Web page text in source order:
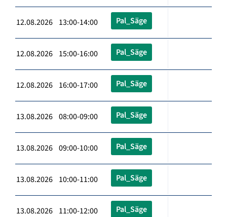
12.08.2026 13:00-14:00 Pal_Säge
12.08.2026 15:00-16:00 Pal_Säge
12.08.2026 16:00-17:00 Pal_Säge
13.08.2026 08:00-09:00 Pal_Säge
13.08.2026 09:00-10:00 Pal_Säge
13.08.2026 10:00-11:00 Pal_Säge
13.08.2026 11:00-12:00 Pal_Säge